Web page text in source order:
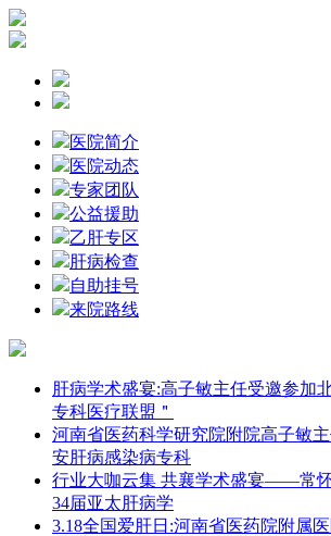
医院简介
医院动态
专家团队
公益援助
乙肝专区
肝病检查
自助挂号
来院路线
肝病学术盛宴:高子敏主任受邀参加
专科医疗联盟＂
河南省医药科学研究院附院高子敏
安肝病感染病专科
行业大咖云集 共襄学术盛宴——常
34届亚太肝病学
3.18全国爱肝日:河南省医药院附属